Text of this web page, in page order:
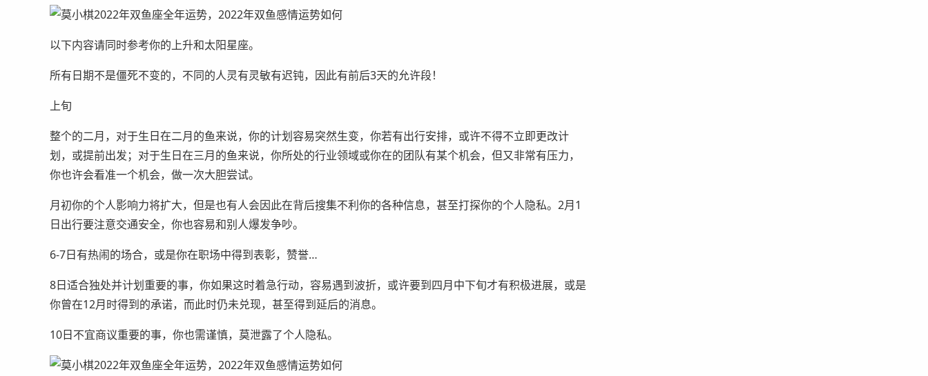
以下内容请同时参考你的上升和太阳星座。
所有日期不是僵死不变的，不同的人灵有灵敏有迟钝，因此有前后3天的允许段！
上旬
整个的二月，对于生日在二月的鱼来说，你的计划容易突然生变，你若有出行安排，或许不得不立即更改计
划，或提前出发；对于生日在三月的鱼来说，你所处的行业领域或你在的团队有某个机会，但又非常有压力，
你也许会看准一个机会，做一次大胆尝试。
月初你的个人影响力将扩大，但是也有人会因此在背后搜集不利你的各种信息，甚至打探你的个人隐私。2月1
日出行要注意交通安全，你也容易和别人爆发争吵。
6-7日有热闹的场合，或是你在职场中得到表彰，赞誉…
8日适合独处并计划重要的事，你如果这时着急行动，容易遇到波折，或许要到四月中下旬才有积极进展，或是
你曾在12月时得到的承诺，而此时仍未兑现，甚至得到延后的消息。
10日不宜商议重要的事，你也需谨慎，莫泄露了个人隐私。